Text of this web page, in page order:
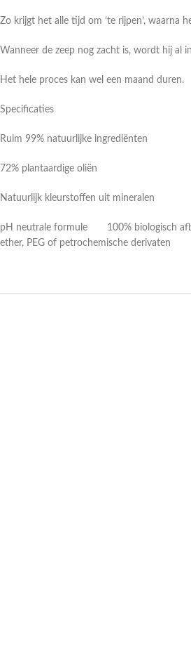
Zo krijgt het alle tijd om ‘te rijpen’, waarna
Wanneer de zeep nog zacht is, wordt hij al
Het hele proces kan wel een maand duren.
Specificaties
Ruim 99% natuurlijke ingrediënten
72% plantaardige oliën
Natuurlijk kleurstoffen uit mineralen
pH neutrale formule 100% biologisch
ether, PEG of petrochemische derivaten